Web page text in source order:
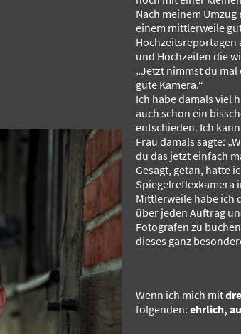
Nach meinem
einem mittlerweile
Hochzeitsreportagen
und Hochzeiten die
„Jetzt nimmst du
gute Kamera.“
Ich habe damals viel
auch schon ein
entschieden. Ich
Frau damals sagte:
du das jetzt einfach
Gesagt, getan, hatte
Spiegelreflexkamera
Mittlerweile habe ich
über jeden Auftrag
Fotografen zu
dieses ganz
Wenn ich mich mit
folgenden: ehrlich,